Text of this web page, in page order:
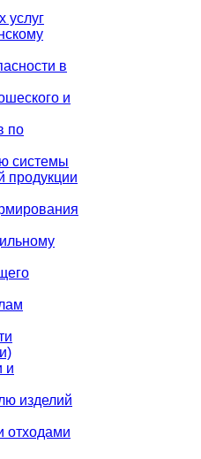
услуг
в
и
по
системы
продукции
и
изделий
отходами